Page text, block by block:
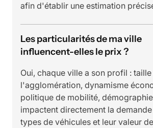
afin d'établir une estimation
Les particularités de ma ville
influencent-elles le prix ?
Oui, chaque ville a son profil :
l'agglomération, dynamisme
politique de mobilité,
impactent directement la
types de véhicules et leur valeur